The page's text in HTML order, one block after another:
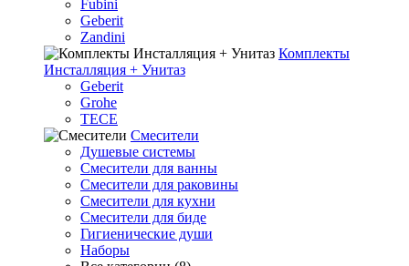
Fubini
Geberit
Zandini
Комплекты
Инсталляция + Унитаз
Geberit
Grohe
TECE
Смесители
Душевые системы
Смесители для ванны
Смесители для раковины
Смесители для кухни
Смесители для биде
Гигиенические души
Наборы